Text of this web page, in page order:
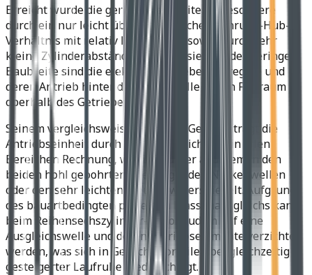
Erreicht wurde die geringe Baubreite insbesondere
durch ein nur leicht über­quadratisches Bohrung-Hub-
Verhältnis mit relativ langem Hub sowie durch sehr
kleine Zylinderabstände. Zur Realisierung der geringen
Baubreite sind die elektrischen Nebenaggregate und
deren Antrieb hinter die Kurbelwelle in den Freiraum
oberhalb des Getriebes verlegt.
Seinem vergleichsweise niedrigen Gewicht trägt die
Antriebseinheit durch gezielten Leichtbau in allen
Bereichen Rechnung, was sich unter anderem in den
beiden hohl gebohrten obenliegenden Nockenwellen
oder den sehr leichten Pleueln widerspiegelt. Aufgrund
des bauartbedingten perfekten Massenausgleichs kann
beim Reihensechszylinder-Motor zudem auf eine
Ausgleichswelle und deren Antriebselemente verzichtet
werden, was sich in Gewichtsvorteilen bei gleichzeitig
gesteigerter Laufruhe niederschlägt.